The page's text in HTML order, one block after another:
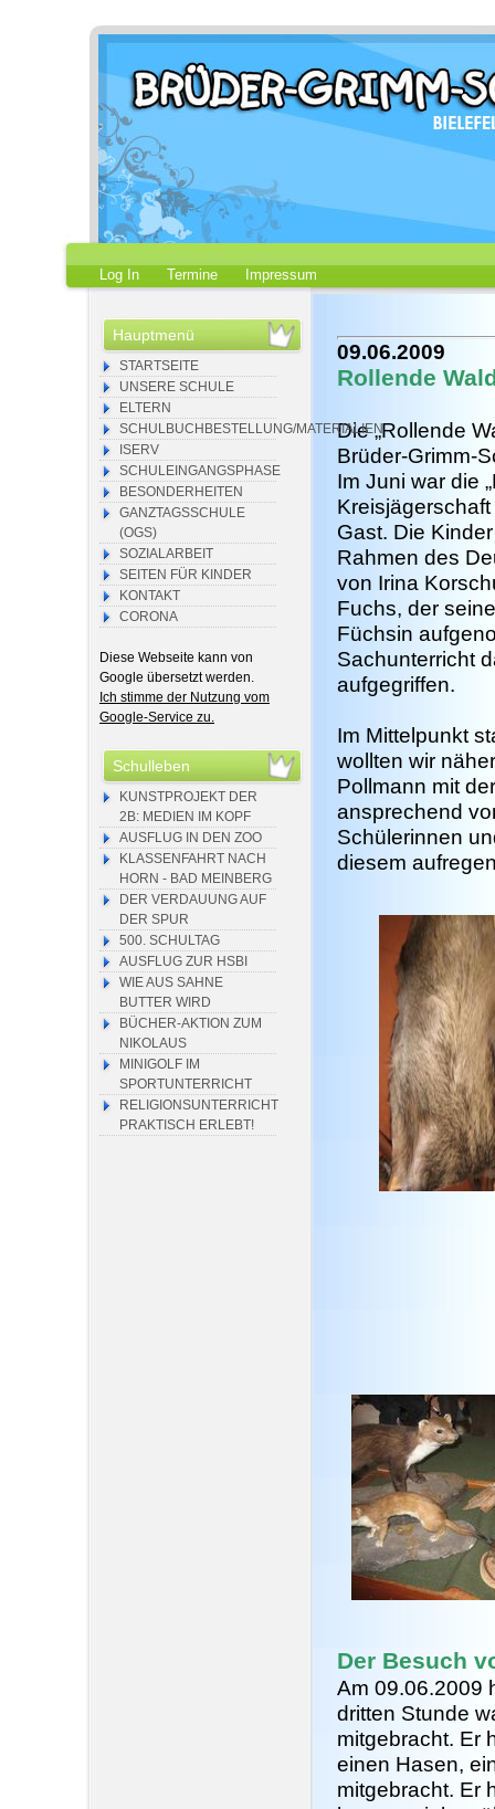
Log In Termine Impressum
Hauptmenü
STARTSEITE
UNSERE SCHULE
ELTERN
SCHULBUCHBESTELLUNG/MATERIALIEN
ISERV
SCHULEINGANGSPHASE
BESONDERHEITEN
GANZTAGSSCHULE
(OGS)
SOZIALARBEIT
SEITEN FÜR KINDER
KONTAKT
CORONA
Diese Webseite kann von
Google übersetzt werden.
Ich stimme der Nutzung vom
Google-Service zu.
Schulleben
KUNSTPROJEKT DER
2B: MEDIEN IM KOPF
AUSFLUG IN DEN ZOO
KLASSENFAHRT NACH
HORN - BAD MEINBERG
DER VERDAUUNG AUF
DER SPUR
500. SCHULTAG
AUSFLUG ZUR HSBI
WIE AUS SAHNE
BUTTER WIRD
BÜCHER-AKTION ZUM
NIKOLAUS
MINIGOLF IM
SPORTUNTERRICHT
RELIGIONSUNTERRICHT
PRAKTISCH ERLEBT!
09.06.2009
Rollende
Die „Rollende
Brüder-Grimm-
Im Juni war die
Gast. Die
Rahmen des
von Irina
Fuchs, der
Füchsin
Sachunterricht
aufgegriffen.
Im Mittelpunkt
wollten wir
Pollmann mit
ansprechend
Schülerinnen
diesem
Der Besuch
Am 09.06.2009
dritten Stunde
mitgebracht. Er
einen Hasen,
mitgebracht. Er